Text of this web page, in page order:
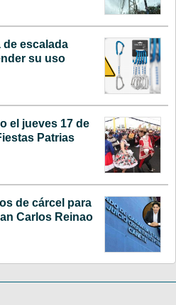
escalada
su uso
el jueves 17 de
Patrias
de cárcel para
Carlos Reinao